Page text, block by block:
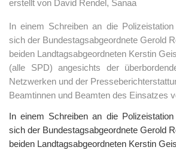
erstellt von David Rendel, Sanaa
In einem Schreiben an die
sich der Bundestagsabgeordnete Gerold
beiden Landtagsabgeordneten Kerstin
(alle SPD) angesichts der
Netzwerken und der
Beamtinnen und Beamten des Einsatzes
In einem Schreiben an die
sich der Bundestagsabgeordnete Gerold
beiden Landtagsabgeordneten Kerstin